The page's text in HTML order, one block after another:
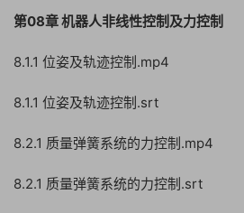
第08章 机器人非线性控制及力控制
8.1.1 位姿及轨迹控制.mp4
8.1.1 位姿及轨迹控制.srt
8.2.1 质量弹簧系统的力控制.mp4
8.2.1 质量弹簧系统的力控制.srt